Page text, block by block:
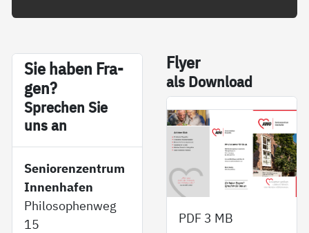
Sie ha­ben Fra­
gen?
Sp­re­chen Sie
uns an
Seniorenzentrum
Innenhafen
Philosophenweg
15
Fly­er
als Down­load
PDF 3 MB